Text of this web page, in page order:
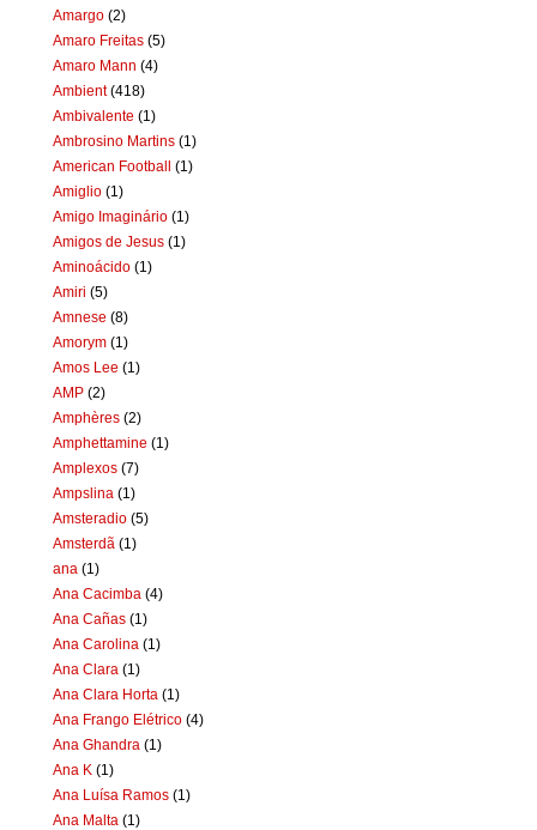
Amargo (2)
Amaro Freitas (5)
Amaro Mann (4)
Ambient (418)
Ambivalente (1)
Ambrosino Martins (1)
American Football (1)
Amiglio (1)
Amigo Imaginário (1)
Amigos de Jesus (1)
Aminoácido (1)
Amiri (5)
Amnese (8)
Amorym (1)
Amos Lee (1)
AMP (2)
Amphères (2)
Amphettamine (1)
Amplexos (7)
Ampslina (1)
Amsteradio (5)
Amsterdã (1)
ana (1)
Ana Cacimba (4)
Ana Cañas (1)
Ana Carolina (1)
Ana Clara (1)
Ana Clara Horta (1)
Ana Frango Elétrico (4)
Ana Ghandra (1)
Ana K (1)
Ana Luísa Ramos (1)
Ana Malta (1)